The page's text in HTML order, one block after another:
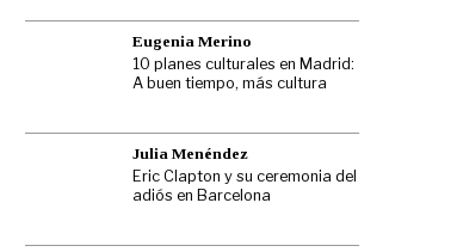
Eugenia Merino
10 planes culturales en Madrid:
A buen tiempo, más cultura
Julia Menéndez
Eric Clapton y su ceremonia del
adiós en Barcelona